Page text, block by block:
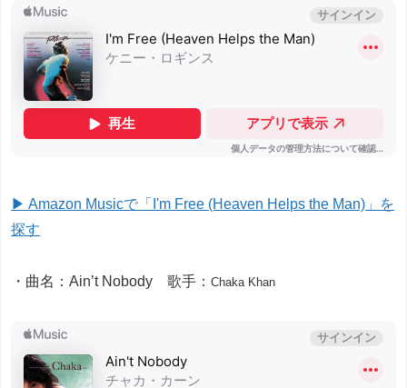
▶ Amazon Musicで「I'm Free (Heaven Helps the Man)」を
探す
・曲名：Ain’t Nobody 歌手：Chaka Khan